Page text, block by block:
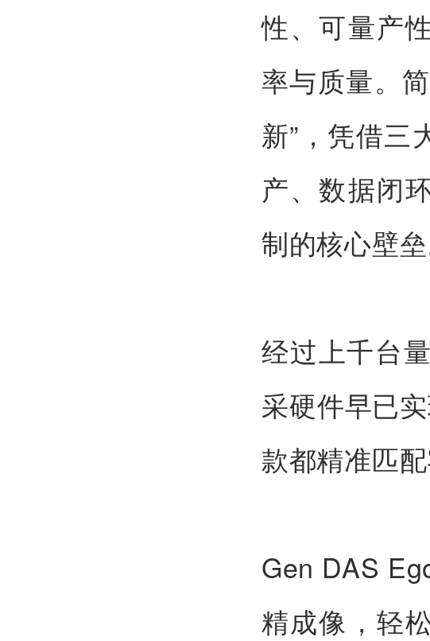
性、可量产
率与质量。
新”，凭借三
产、数据闭
制的核心壁垒
经过上千台
采硬件早已
款都精准匹
Gen DAS
精成像，轻